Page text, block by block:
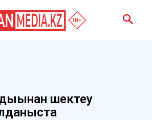
шектеу